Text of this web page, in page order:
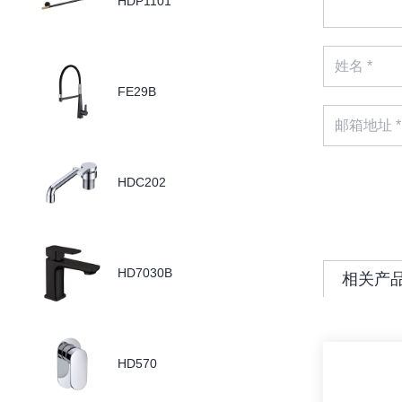
FE29B
HDC202
HD7030B
HD570
相关产